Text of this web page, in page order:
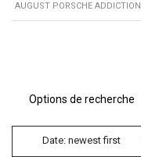
AUGUST PORSCHE ADDICTION
Options de recherche
Date: newest first